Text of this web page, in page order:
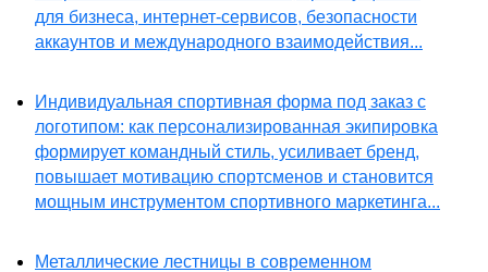
для бизнеса, интернет-сервисов, безопасности
аккаунтов и международного взаимодействия...
Индивидуальная спортивная форма под заказ с
логотипом: как персонализированная экипировка
формирует командный стиль, усиливает бренд,
повышает мотивацию спортсменов и становится
мощным инструментом спортивного маркетинга...
Металлические лестницы в современном